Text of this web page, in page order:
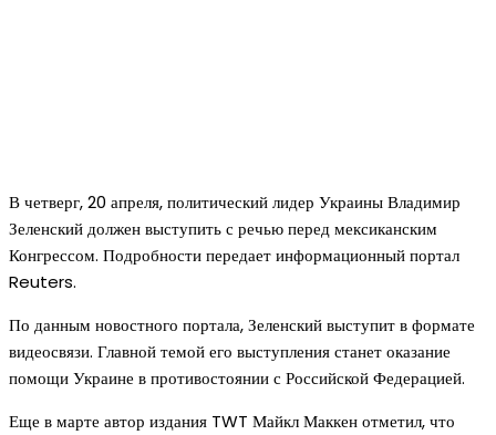
В четверг, 20 апреля, политический лидер Украины Владимир
Зеленский должен выступить с речью перед мексиканским
Конгрессом. Подробности передает информационный портал
Reuters.
По данным новостного портала, Зеленский выступит в формате
видеосвязи. Главной темой его выступления станет оказание
помощи Украине в противостоянии с Российской Федерацией.
Еще в марте автор издания TWT Майкл Маккен отметил, что